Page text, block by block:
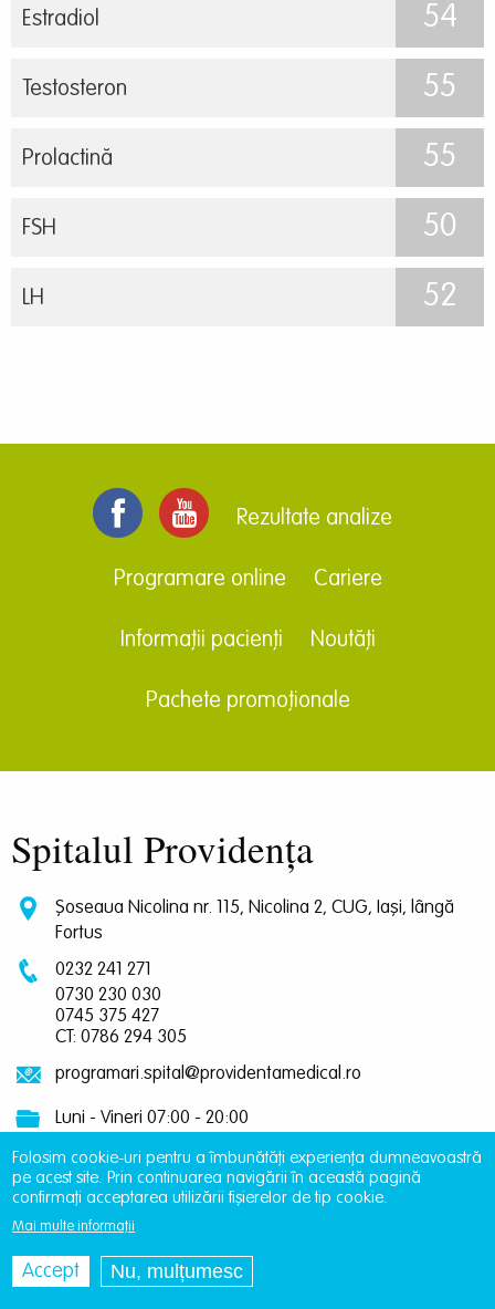
Estradiol 54
Testosteron 55
Prolactină 55
FSH 50
LH 52
Rezultate analize
Programare online Cariere
Informații pacienți Noutăți
Pachete promoționale
Spitalul Providența
Șoseaua Nicolina nr. 115, Nicolina 2, CUG, Iași, lângă
Fortus
0232 241 271
0730 230 030
0745 375 427
CT: 0786 294 305
programari.spital@providentamedical.ro
Luni - Vineri 07:00 - 20:00
Policlinica Providența
Iași, B-dul Ștefan cel Mare și Sfânt, nr. 10, bl. B1, Parter,
Folosim cookie-uri pentru a îmbunătăți experiența dumneavoastră
pe acest site. Prin continuarea navigării în această pagină
confirmați acceptarea utilizării fișierelor de tip cookie.
Mai multe informații
Accept Nu, mulțumesc